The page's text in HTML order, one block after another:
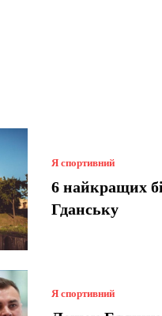
Я спортивний
6 найкращих
Гданську
Я спортивний